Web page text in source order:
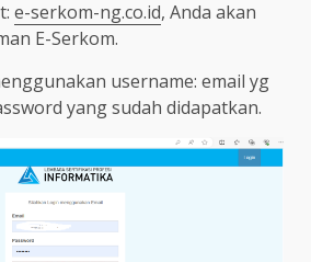
e-serkom-ng.co.id, Anda akan
E-Serkom.
username: email yg
yang sudah didapatkan.